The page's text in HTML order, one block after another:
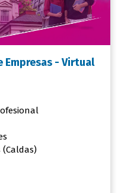
Empresas - Virtual
(Caldas)